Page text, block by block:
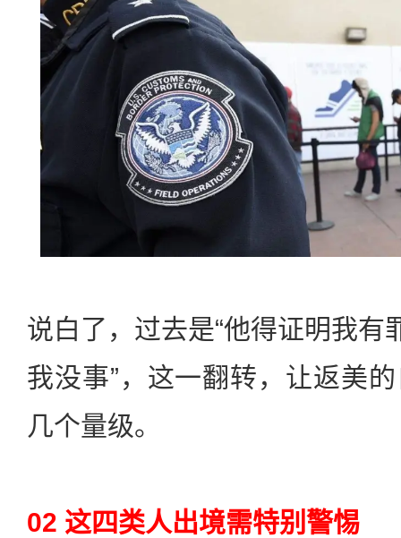
说白了，过去是“他得证明我有
我没事”，这一翻转，让返美
几个量级。
02 这四类人出境需特别警惕